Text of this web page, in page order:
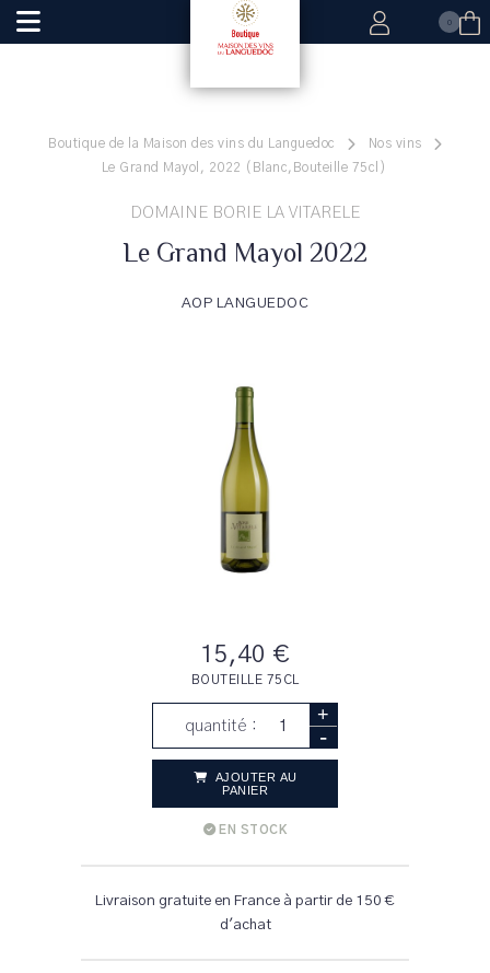
0
Boutique de la Maison des vins du Languedoc
Nos vins
Le Grand Mayol, 2022 (Blanc,Bouteille 75cl)
DOMAINE BORIE LA VITARELE
Le Grand Mayol 2022
AOP LANGUEDOC
15,40 €
BOUTEILLE 75CL
quantité : +
-
AJOUTER AU
PANIER
EN STOCK
Livraison gratuite en France à partir de 150 €
d'achat